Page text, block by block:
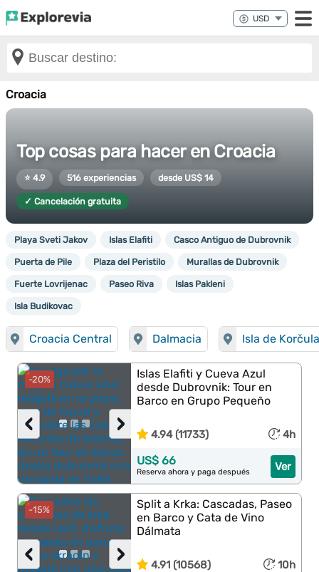
Croacia
Top cosas para hacer en Croacia
⭐ 4.9 516 experiencias desde US$ 14
✓ Cancelación gratuita
Playa Sveti Jakov Islas Elafiti Casco Antiguo de Dubrovnik
Puerta de Pile Plaza del Peristilo Murallas de Dubrovnik
Fuerte Lovrijenac Paseo Riva Islas Pakleni
Isla Budikovac
Croacia Central Dalmacia Isla de Korčula
-20%
›
‹
Islas Elafiti y Cueva Azul
desde Dubrovnik: Tour en
Barco en Grupo Pequeño
4.94 (11733) 4h
Ver
US$ 66
Reserva ahora y paga después
-15%
›
‹
Split a Krka: Cascadas, Paseo
en Barco y Cata de Vino
Dálmata
4.91 (10568) 10h